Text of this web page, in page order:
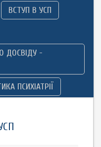
ВСТУП В УСП
ДОСВІДУ -
ПСИХІАТРІЇ